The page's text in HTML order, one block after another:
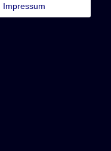
Impressum